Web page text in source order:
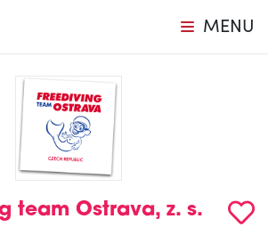
MENU
team Ostrava, z. s.